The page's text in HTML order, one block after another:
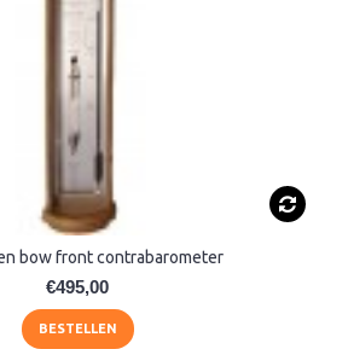
bow front contrabarometer
€495,00
BESTELLEN